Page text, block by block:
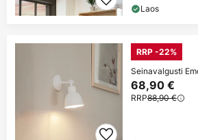
Laos
RRP -22%
Seinavalgusti
68,90 €
RRP88,90 €